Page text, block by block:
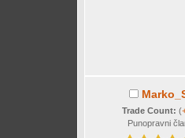
Trade Count: (
Punopravni